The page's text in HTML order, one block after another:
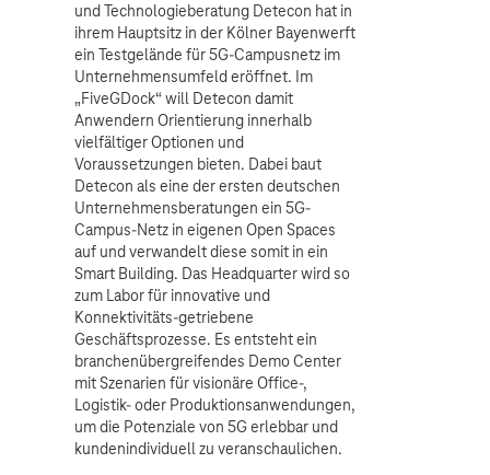
und Technologieberatung Detecon hat in
ihrem Hauptsitz in der Kölner Bayenwerft
ein Testgelände für 5G-Campusnetz im
Unternehmensumfeld eröffnet. Im
„FiveGDock“ will Detecon damit
Anwendern Orientierung innerhalb
vielfältiger Optionen und
Voraussetzungen bieten. Dabei baut
Detecon als eine der ersten deutschen
Unternehmensberatungen ein 5G-
Campus-Netz in eigenen Open Spaces
auf und verwandelt diese somit in ein
Smart Building. Das Headquarter wird so
zum Labor für innovative und
Konnektivitäts-getriebene
Geschäftsprozesse. Es entsteht ein
branchenübergreifendes Demo Center
mit Szenarien für visionäre Office-,
Logistik- oder Produktionsanwendungen,
um die Potenziale von 5G erlebbar und
kundenindividuell zu veranschaulichen.